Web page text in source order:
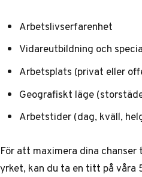
Arbetslivserfarenhet
Vidareutbildning och
Arbetsplats (privat eller
Geografiskt läge
Arbetstider (dag, kväll,
För att maximera dina chanser
yrket, kan du ta en titt på våra